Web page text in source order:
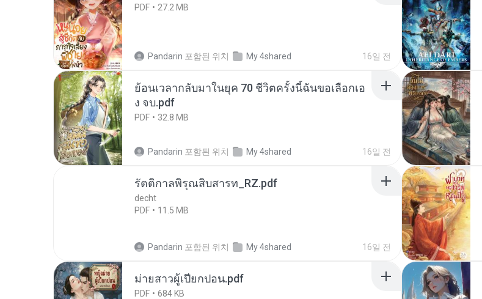
PDF 27.2 MB
Pandarin 포함된 위치 My 4shared 16일 전
ย้อนเวลากลับมาในยุค 70 ชีวิตครั้งนี้ฉันขอเลือกเอ
ง จบ.pdf
PDF 32.8 MB
Pandarin 포함된 위치 My 4shared 16일 전
รัตติกาลพิรุณสิบสารท_RZ.pdf
decht
PDF
11.5 MB
Pandarin 포함된 위치 My 4shared 16일 전
ม่ายสาวผู้เปียกปอน.pdf
PDF 684 KB